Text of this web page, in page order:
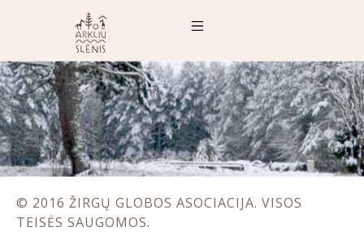
© 2016 ŽIRGŲ GLOBOS ASOCIACIJA. VISOS
TEISĖS SAUGOMOS.